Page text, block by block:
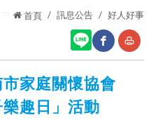
::: 首頁 訊息公告 好人好事
網
家庭關懷協會
樂趣日」活動